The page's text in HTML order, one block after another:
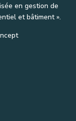
en gestion de
et bâtiment ».